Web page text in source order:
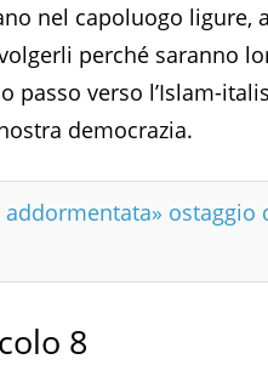
nel capoluogo ligure,
perché saranno
passo verso l’Islam-
democrazia.
ostaggio
8